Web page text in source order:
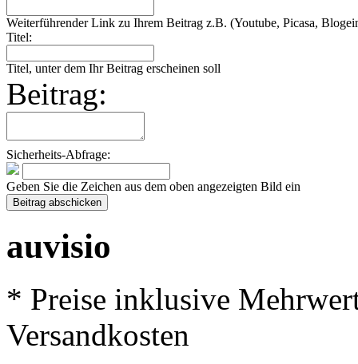
Weiterführender Link zu Ihrem Beitrag z.B. (Youtube, Picasa,
Titel:
Titel, unter dem Ihr Beitrag erscheinen soll
Beitrag:
Sicherheits-Abfrage:
Geben Sie die Zeichen aus dem oben angezeigten Bild ein
auvisio
* Preise inklusive
Versandkosten